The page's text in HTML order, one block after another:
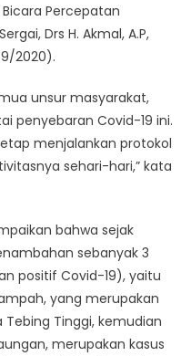
Percepatan
Drs H. Akmal, A.P,
2020).
unsur masyarakat,
penyebaran Covid-19 ini.
menjalankan protokol
sehari-hari,” kata
bahwa sejak
sebanyak 3
positif Covid-19), yaitu
yang merupakan
Tebing Tinggi, kemudian
merupakan kasus